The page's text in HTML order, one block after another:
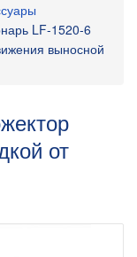
LF-1520-6
выносной
от